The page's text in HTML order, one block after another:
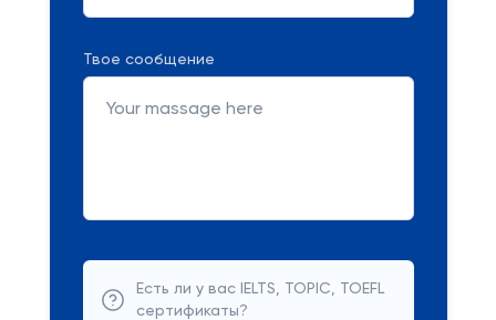
Твое сообщение
Есть ли у вас IELTS, TOPIC, TOEFL
сертификаты?